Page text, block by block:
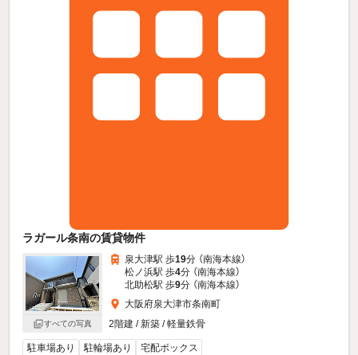
ラガール条南の賃貸物件
すべての写真
泉大津駅 歩19分 （南海本線）
松ノ浜駅 歩4分 （南海本線）
北助松駅 歩9分 （南海本線）
大阪府泉大津市条南町
2階建 / 新築 / 軽量鉄骨
駐車場あり 駐輪場あり 宅配ボックス